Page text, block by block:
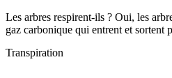
Les arbres respirent-ils ? Oui, les
gaz carbonique qui entrent et sortent
Transpiration